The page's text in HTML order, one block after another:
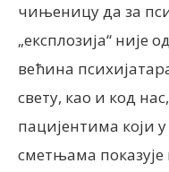
чињеницу да за
„експлозија“ није
већина
свету, као и код
пацијентима који
сметњама показује